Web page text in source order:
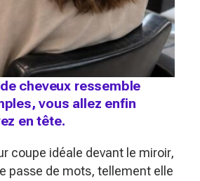
cheveux ressemble
vous allez enfin
en tête.
coupe idéale devant le miroir,
passe de mots, tellement elle